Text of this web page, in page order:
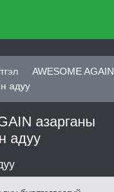
AWESOME AGAIN
адуу
азарганы
адуу